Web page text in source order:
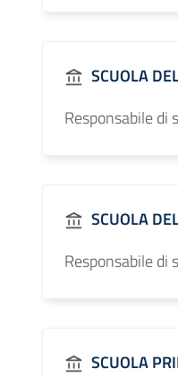
SCUOLA
Responsabile di
SCUOLA
Responsabile di
SCUOLA